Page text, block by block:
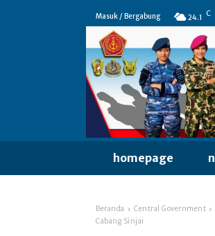
Masuk / Bergabung 24.1 C
homepage
Beranda Central Government
Cabang Sinjai